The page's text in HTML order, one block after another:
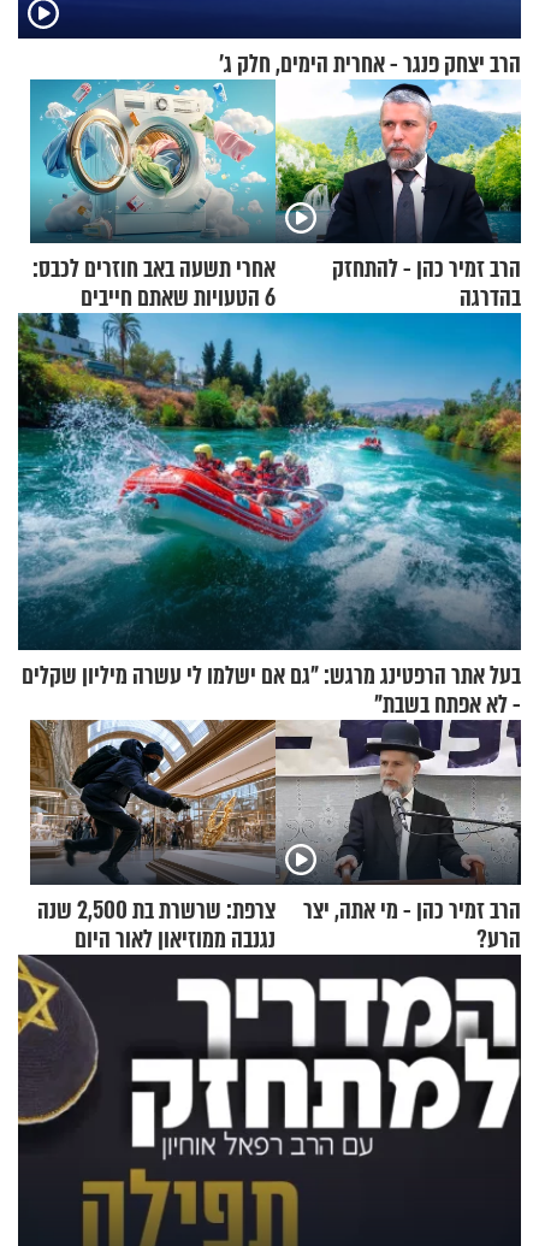
הרב יצחק פנגר - אחרית הימים, חלק ג’
הרב זמיר כהן - להתחזק
בהדרגה
אחרי תשעה באב חוזרים לכבס:
6 הטעויות שאתם חייבים
להפסיק לעשות
בעל אתר הרפטינג מרגש: "גם אם ישלמו לי עשרה מיליון שקלים
- לא אפתח בשבת"
הרב זמיר כהן - מי אתה, יצר
הרע?
צרפת: שרשרת בת 2,500 שנה
נגנבה ממוזיאון לאור היום